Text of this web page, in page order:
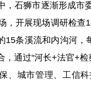
石狮市逐渐形成市
，开展现场调研检
15条溪流和内沟河
，通过“河长+法官+
、城市管理、工信